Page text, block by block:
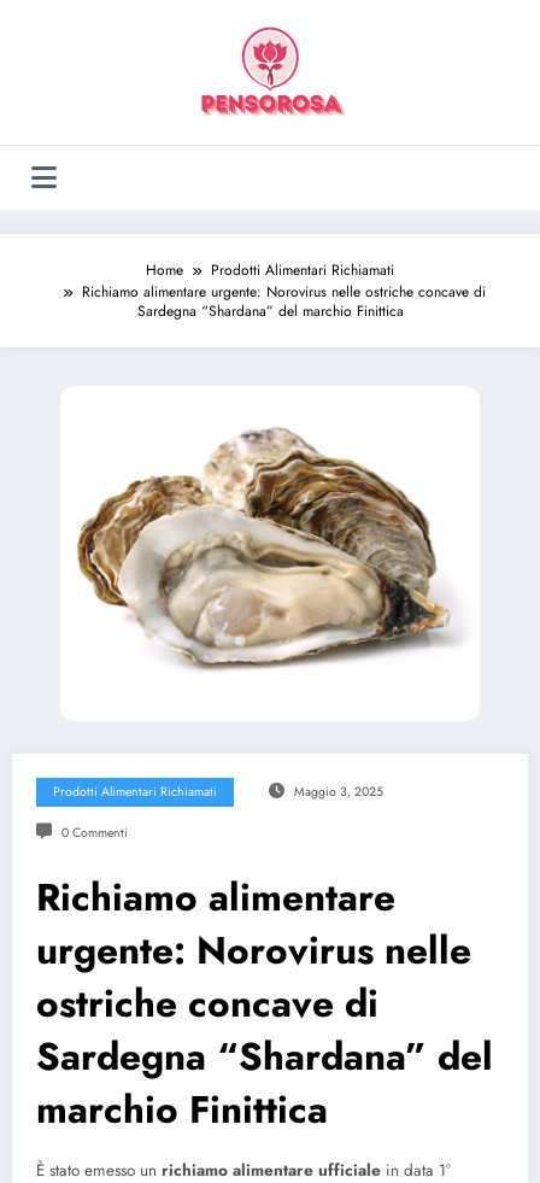
Home
Prodotti Alimentari Richiamati
Richiamo alimentare urgente: Norovirus nelle ostriche concave di
Sardegna “Shardana” del marchio Finittica
Prodotti Alimentari Richiamati Maggio 3, 2025
0 Commenti
Richiamo alimentare
urgente: Norovirus nelle
ostriche concave di
Sardegna “Shardana” del
marchio Finittica
È stato emesso un richiamo alimentare ufficiale in data 1°